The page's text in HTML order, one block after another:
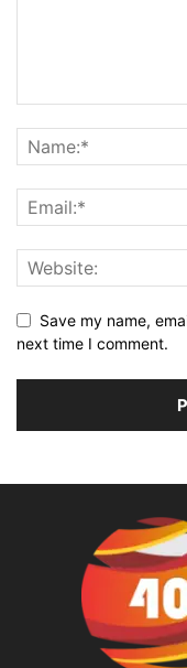
Save my name,
next time I comment.